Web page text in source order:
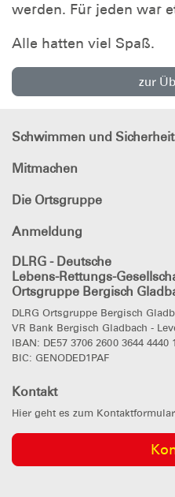
werden. Für jeden war
Alle hatten viel Spaß.
zur
Schwimmen und Sicherheit
Mitmachen
Die Ortsgruppe
Anmeldung
DLRG - Deutsche
Lebens-Rettungs-
Ortsgruppe Bergisch
DLRG Ortsgruppe Bergisch
VR Bank Bergisch Gladbach -
IBAN: DE57 3706 2600 3644 4440
BIC: GENODED1PAF
Kontakt
Hier geht es zum Kontaktformular